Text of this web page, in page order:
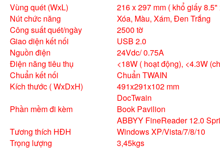
Vùng quét (WxL)
216 x 297 mm ( khổ giấy
Nút chức năng
Xóa, Màu, Xám, Đen Trắng
Công suất quét/ngày
2500 tờ
Giao diện kết nối
USB 2.0
Nguồn điện
24Vdc/ 0.75A
Điện năng tiêu thụ
<18W ( hoạt động), <4.3W
Chuẩn kết nối
Chuẩn TWAIN
Kích thước ( WxDxH)
491x291x102 mm
Phần mềm đi kèm
DocTwain
Book Pavilion
ABBYY FineReader 12.0
Tương thích HĐH
Windows XP/Vista/7/8/10
Trọng lượng
3,45kgs